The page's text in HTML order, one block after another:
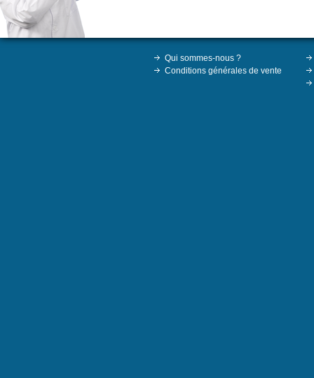
Qui sommes-nous ?
Conditions générales de vente